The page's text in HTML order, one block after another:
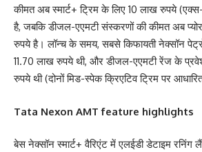
कीमत अब स्मार्ट+ ट्रिम के लिए 10 लाख रुपये
है, जबकि डीजल-एएमटी संस्करणों की कीमत अब
रुपये है। लॉन्च के समय, सबसे किफायती नेक्सॉन
11.70 लाख रुपये थी, और डीजल-एएमटी रेंज के
रुपये थी (दोनों मिड-स्पेक क्रिएटिव ट्रिम पर
Tata Nexon AMT feature highlights
बेस नेक्सॉन स्मार्ट+ वैरिएंट में एलईडी डेटाइम